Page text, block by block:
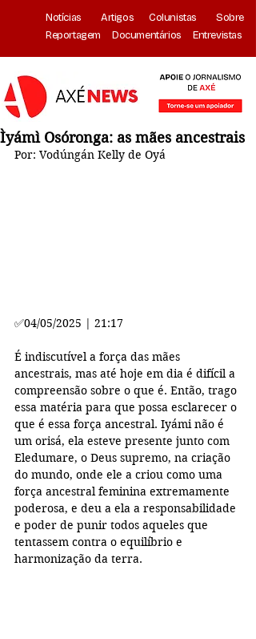
Notícias Artigos Colunistas
Sobre
Reportagem
Documentários Entrevistas
Ìyámì Osóronga: as mães ancestrais
Por: Vodúngán Kelly de Oyá
✅04/05/2025 | 21:17
É indiscutível a força das mães
ancestrais, mas até hoje em dia é difícil a
compreensão sobre o que é. Então, trago
essa matéria para que possa esclarecer o
que é essa força ancestral. Iyámi não é
um orisá, ela esteve presente junto com
Eledumare, o Deus supremo, na criação
do mundo, onde ele a criou como uma
força ancestral feminina extremamente
poderosa, e deu a ela a responsabilidade
e poder de punir todos aqueles que
tentassem contra o equilíbrio e
harmonização da terra.